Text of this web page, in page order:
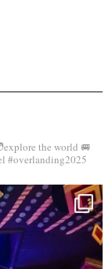
the world 🚐
#overlanding2025